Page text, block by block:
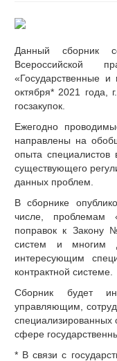
Данный сборник
Всероссийской
«Государственные и
октября* 2021 года,
госзакупок.
Ежегодно
направлены на
опыта
существующего
данных проблем.
В сборнике
числе, проблемам
поправок к Закону
систем и многим
интересующим
контрактной системе.
Сборник будет
управляющим,
специализированных
сфере
* В связи с